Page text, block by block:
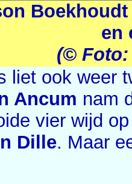
en
(©
liet ook weer
Ancum nam
vier wijd
Dille. Maar